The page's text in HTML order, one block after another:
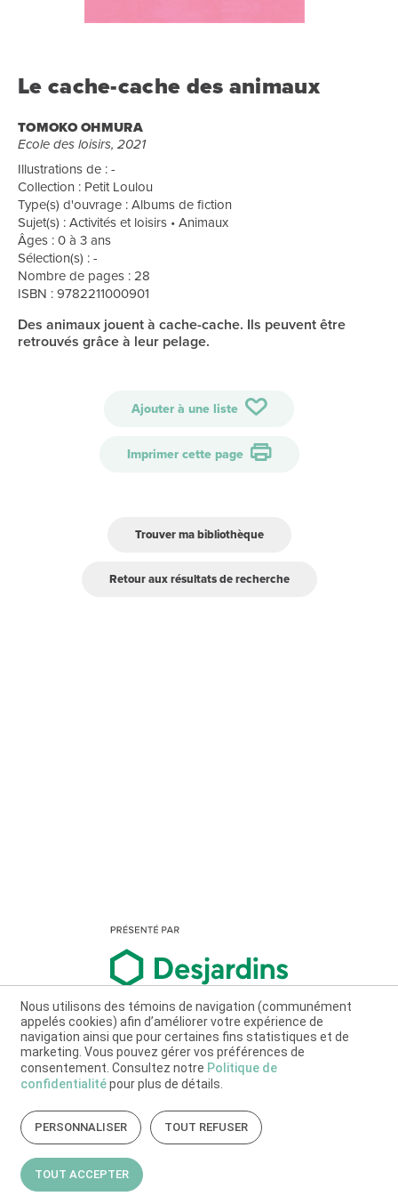
Le cache-cache des animaux
TOMOKO OHMURA
Ecole des loisirs, 2021
Illustrations de : -
Collection : Petit Loulou
Type(s) d'ouvrage : Albums de fiction
Sujet(s) : Activités et loisirs • Animaux
Âges : 0 à 3 ans
Sélection(s) : -
Nombre de pages : 28
ISBN : 9782211000901
Des animaux jouent à cache-cache. Ils peuvent être
retrouvés grâce à leur pelage.
Ajouter à une liste
Imprimer cette page
Trouver ma bibliothèque
Retour aux résultats de recherche
Nous utilisons des témoins de navigation (communément
appelés cookies) afin d’améliorer votre expérience de
navigation ainsi que pour certaines fins statistiques et de
marketing. Vous pouvez gérer vos préférences de
consentement. Consultez notre Politique de
confidentialitépour plus de détails.
PERSONNALISER TOUT REFUSER
TOUT ACCEPTER